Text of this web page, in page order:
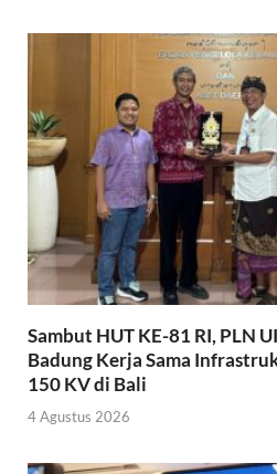
Sambut HUT KE-81 RI, PLN
Badung Kerja Sama
150 KV di Bali
4 Agustus 2026